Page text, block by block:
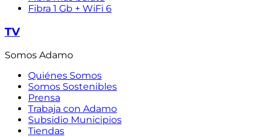
Fibra 1 Gb + WiFi 6
TV
Somos Adamo
Quiénes Somos
Somos Sostenibles
Prensa
Trabaja con Adamo
Subsidio Municipios
Tiendas